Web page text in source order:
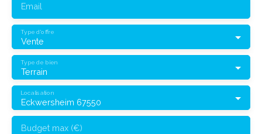
Email
Vente
Type d'offre
Terrain
Type de bien
Eckwersheim 67550
Localisation
Budget max (€)